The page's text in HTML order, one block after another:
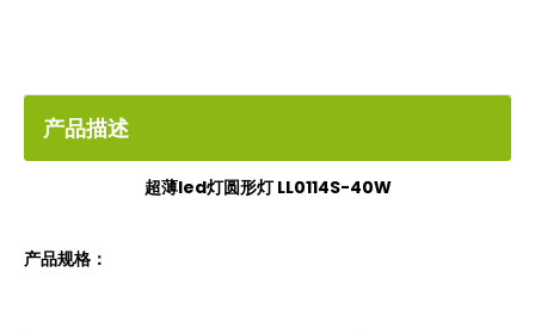
产品描述
超薄led灯圆形灯 LL0114S-40W
产品规格：